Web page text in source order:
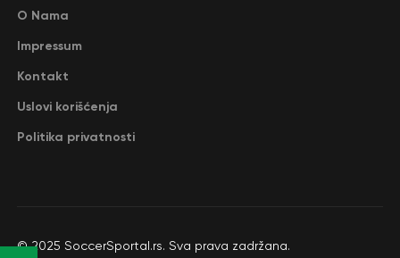
O Nama
Impressum
Kontakt
Uslovi korišćenja
Politika privatnosti
© 2025 SoccerSportal.rs. Sva prava zadržana.